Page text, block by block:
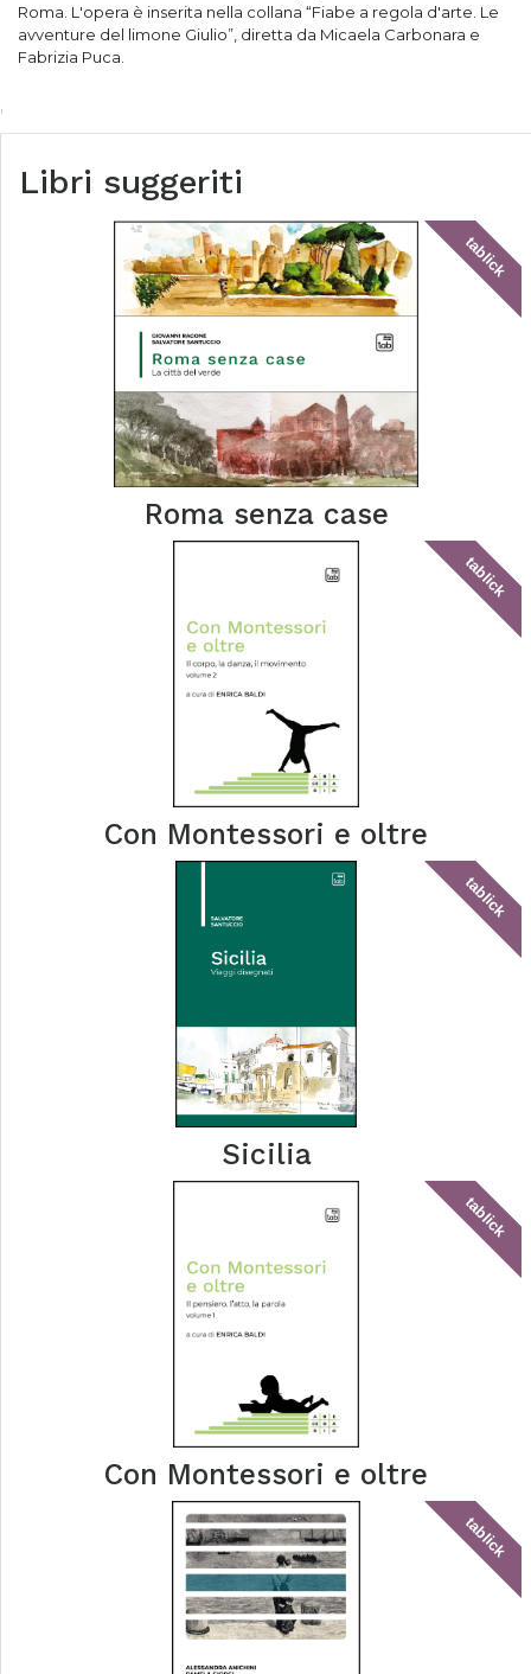
Roma. L'opera è inserita nella collana “Fiabe a regola d'arte. Le
avventure del limone Giulio”, diretta da Micaela Carbonara e
Fabrizia Puca.
Libri suggeriti
tablick
Roma senza case
tablick
Con Montessori e oltre
tablick
Sicilia
tablick
Con Montessori e oltre
tablick